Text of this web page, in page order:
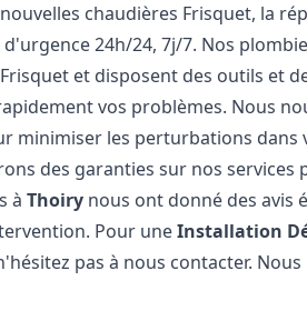
chaudières Frisquet, la
24h/24, 7j/7. Nos
et disposent des outils et
vos problèmes. Nous
minimiser les perturbations
des garanties sur nos services
àThoiry nous ont donné des avis
Pour uneInstallation
pas à nous contacter. Nous